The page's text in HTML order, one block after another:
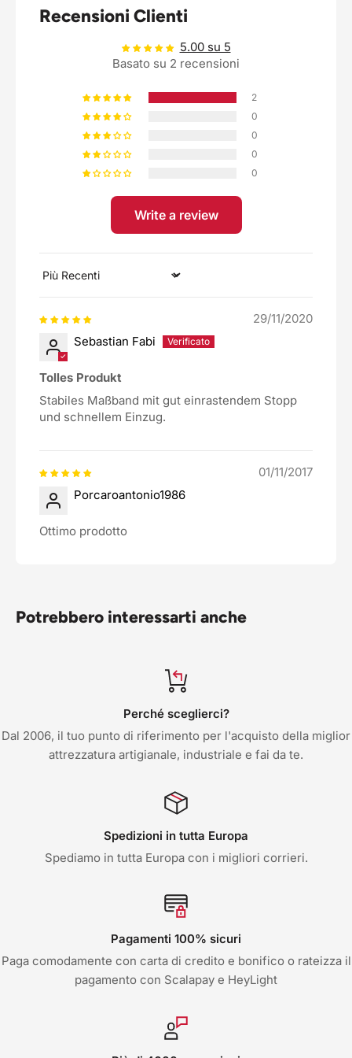
Recensioni Clienti
5.00 su 5
Basato su 2 recensioni
2
0
0
0
0
Write a review
Sort by
29/11/2020
Sebastian Fabi
Tolles Produkt
Stabiles Maßband mit gut einrastendem Stopp
und schnellem Einzug.
01/11/2017
Porcaroantonio1986
Ottimo prodotto
Potrebbero interessarti anche
Perché sceglierci?
Dal 2006, il tuo punto di riferimento per l'acquisto della miglior
attrezzatura artigianale, industriale e fai da te.
Spedizioni in tutta Europa
Spediamo in tutta Europa con i migliori corrieri.
Pagamenti 100% sicuri
Paga comodamente con carta di credito e bonifico o rateizza il
pagamento con Scalapay e HeyLight